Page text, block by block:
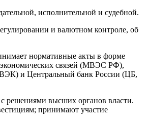
исполнительной и судебной.
и валютном контроле, об
нормативные акты в форме
экономических связей (МВЭС РФ),
и Центральный банк России (ЦБ,
решениями высших органов власти.
принимают участие